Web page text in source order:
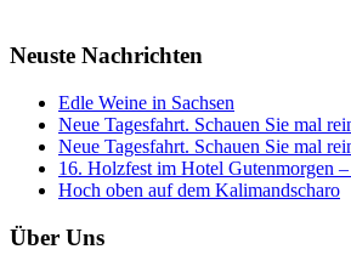
Neuste Nachrichten
Edle Weine in Sachsen
Neue Tagesfahrt. Schauen Sie mal
Neue Tagesfahrt. Schauen Sie mal
16. Holzfest im Hotel Gutenmorgen
Hoch oben auf dem Kalimandscharo
Über Uns